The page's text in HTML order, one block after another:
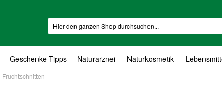
Geschenke-Tipps Naturarznei Naturkosmetik
Fruchtschnitten